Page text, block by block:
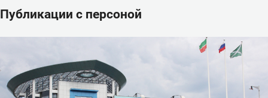
Публикации с персоной